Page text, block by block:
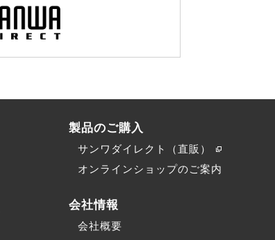
製品のご購入
サンワダイレクト（直販）
オンラインショップのご案内
会社情報
会社概要